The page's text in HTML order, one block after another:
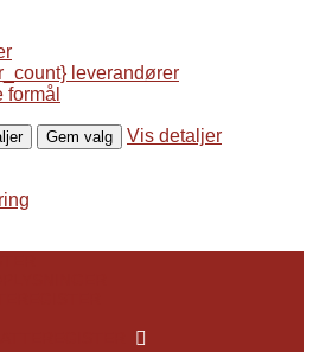
leverandører
Gem valg Vis detaljer